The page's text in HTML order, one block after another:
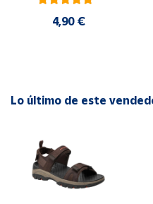
4,90 €
Lo último de este